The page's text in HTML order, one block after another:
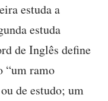
estuda a
estuda
de Inglês define
“um ramo
de estudo; um